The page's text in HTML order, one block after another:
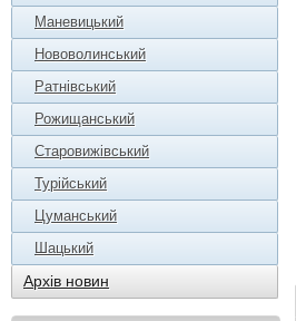
Маневицький
Нововолинський
Ратнівський
Рожищанський
Старовижівський
Турійський
Цуманський
Шацький
Архів новин